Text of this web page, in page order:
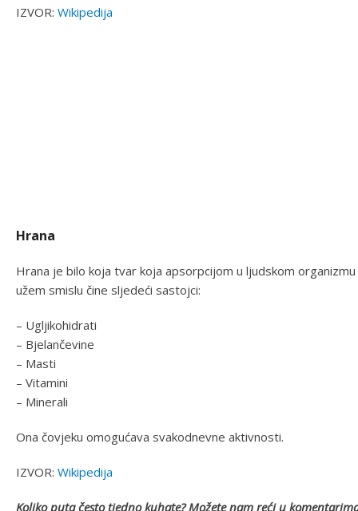
IZVOR: Wikipedija
Hrana
Hrana je bilo koja tvar koja apsorpcijom u ljudskom
užem smislu čine sljedeći sastojci:
– Ugljikohidrati
– Bjelančevine
– Masti
– Vitamini
– Minerali
Ona čovjeku omogućava svakodnevne aktivnosti.
IZVOR: Wikipedija
Koliko puta često tjedno kuhate? Možete nam reći u